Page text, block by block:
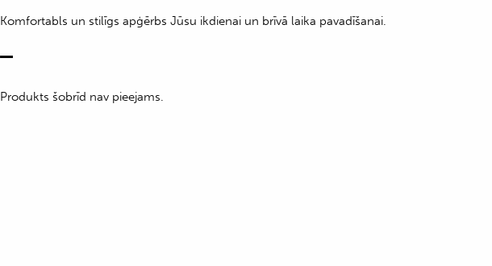
Komfortabls un stilīgs apģērbs Jūsu ikdienai un brīvā laika pavadīšanai.
Produkts šobrīd nav pieejams.